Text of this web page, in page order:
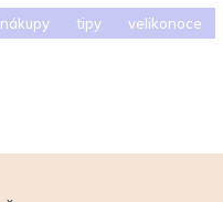
nákupy tipy velikonoce